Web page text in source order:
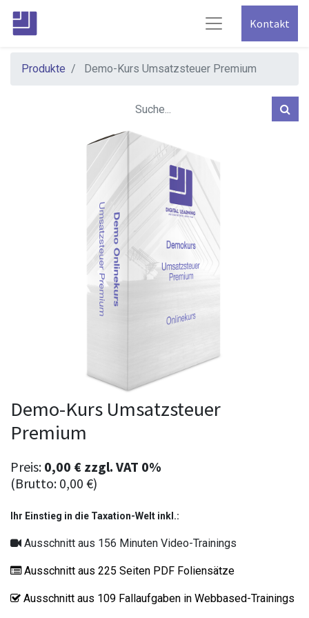
Kontakt
Produkte Demo-Kurs Umsatzsteuer Premium
Demo-Kurs Umsatzsteuer
Premium
Preis: 0,00 € zzgl. VAT 0%
(Brutto: 0,00 €)
Ihr Einstieg in die Taxation-Welt inkl.:
Ausschnitt aus 156 Minuten Video-Trainings
Ausschnitt aus 225 Seiten PDF Foliensätze
Ausschnitt aus 109 Fallaufgaben in Webbased-Trainings